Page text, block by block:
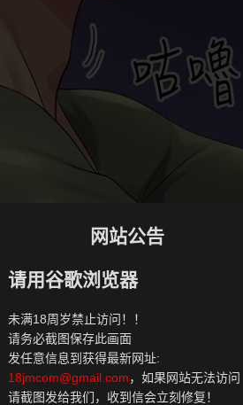
网站公告
请用谷歌浏览器
未满18周岁禁止访问！！
请务必截图保存此画面
发任意信息到获得最新网址:
18jmcom@gmail.com，如果网站无法访问
请截图发给我们，收到信会立刻修复！